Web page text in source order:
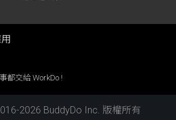
都交給 WorkDo !
2026 BuddyDo Inc. 版權所有